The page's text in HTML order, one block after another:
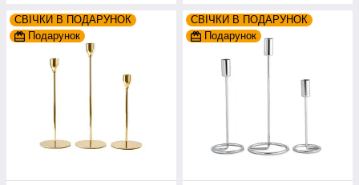
СВІЧКИ В ПОДАРУНОК
Подарунок
СВІЧКИ В ПОДАРУНОК
Подарунок